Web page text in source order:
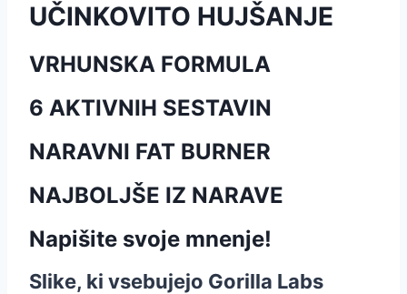
UČINKOVITO HUJŠANJE
VRHUNSKA FORMULA
6 AKTIVNIH SESTAVIN
NARAVNI FAT BURNER
NAJBOLJŠE IZ NARAVE
Napišite svoje mnenje!
Slike, ki vsebujejo Gorilla Labs